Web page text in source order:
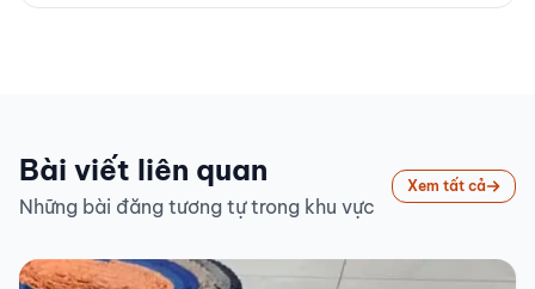
Bài viết liên quan
Những bài đăng tương tự trong khu vực
Xem tất cả